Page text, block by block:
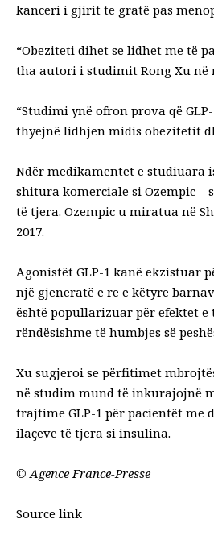
kanceri i gjirit te gratë pas
“Obeziteti dihet se lidhet me të
tha autori i studimit Rong Xu në
“Studimi ynë ofron prova që
thyejnë lidhjen midis obezitetit
Ndër medikamentet e studiuara
shitura komerciale si Ozempic –
të tjera. Ozempic u miratua në
2017.
Agonistët GLP-1 kanë ekzistuar
një gjeneratë e re e këtyre
është popullarizuar për efektet e
rëndësishme të humbjes së
Xu sugjeroi se përfitimet
në studim mund të inkurajojnë
trajtime GLP-1 për pacientët me
ilaçeve të tjera si insulina.
© Agence France-Presse
Source link